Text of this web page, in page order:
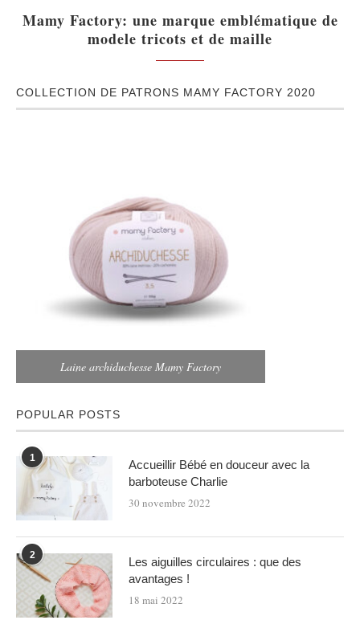
Mamy Factory: une marque emblématique de
modele tricots et de maille
COLLECTION DE PATRONS MAMY FACTORY 2020
Laine archiduchesse Mamy Factory
POPULAR POSTS
1
Accueillir Bébé en douceur avec la
barboteuse Charlie
30 novembre 2022
2
Les aiguilles circulaires : que des
avantages !
18 mai 2022